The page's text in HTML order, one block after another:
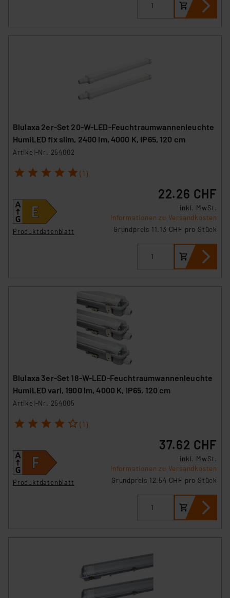
Blulaxa 2er-Set 20-W-LED-Feuchtraumwannenleuchte
HumiLED fix slim, 2400 lm, 4000 K, IP65, 120 cm
Artikel-Nr. 254002
1 2 3 4 5 (1)
Produktdatenblatt
22.26 CHF
inkl. MwSt.
Informationen zu Versandkosten
Grundpreis 11.13 CHF pro Stück
Blulaxa 3er-Set 18-W-LED-Feuchtraumwannenleuchte
HumiLED vari, 1900 lm, 4000 K, IP65, 120 cm
Artikel-Nr. 254005
1 2 3 4 5 (1)
Produktdatenblatt
37.62 CHF
inkl. MwSt.
Informationen zu Versandkosten
Grundpreis 12.54 CHF pro Stück